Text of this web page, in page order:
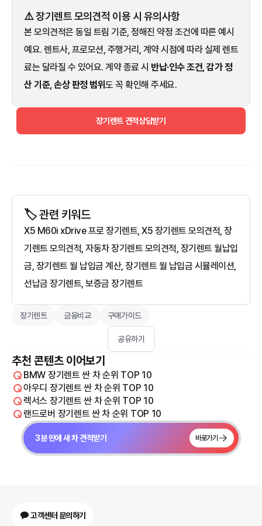
⚠️ 장기렌트 모의견적 이용 시 유의사항
본 모의견적은 동일 트림 기준, 정해진 약정 조건에 따른 예시
예요. 렌트사, 프로모션, 주행거리, 계약 시점에 따라 실제 렌트
료는 달라질 수 있어요. 계약 종료 시 반납·인수 조건, 감가 정
산 기준, 손상 판정 범위도 꼭 확인해 주세요.
장기렌트 견적상담받기
🏷️ 관련 키워드
X5 M60i xDrive 프로 장기렌트, X5 장기렌트 모의견적, 장
기렌트 모의견적, 자동차 장기렌트 모의견적, 장기렌트 월납입
금, 장기렌트 월 납입금 계산, 장기렌트 월 납입금 시뮬레이션,
선납금 장기렌트, 보증금 장기렌트
장기렌트 금융비교 구매가이드
공유하기
추천 콘텐츠 이어보기
BMW 장기렌트 싼 차 순위 TOP 10
아우디 장기렌트 싼 차 순위 TOP 10
렉서스 장기렌트 싼 차 순위 TOP 10
랜드로버 장기렌트 싼 차 순위 TOP 10
3분 만에 새 차 견적받기 바로가기
고객센터 문의하기